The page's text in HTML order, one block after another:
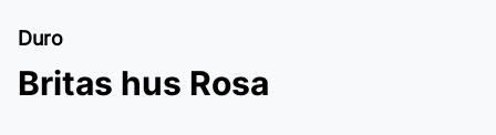
Duro
Britas hus Rosa